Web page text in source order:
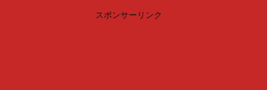
スポンサーリンク